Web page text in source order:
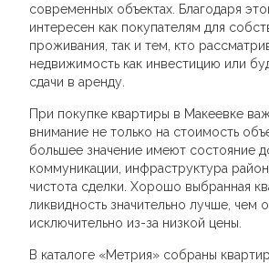
современных объектах. Благодаря
интересен как покупателям для
проживания, так и тем, кто
недвижимость как инвестицию или
сдачи в аренду.
При покупке квартиры в Макеевке
внимание не только на стоимость
большее значение имеют состояние
коммуникации, инфраструктура
чистота сделки. Хорошо выбранная
ликвидность значительно лучше, чем
исключительно из-за низкой цены.
В каталоге «Метрия» собраны